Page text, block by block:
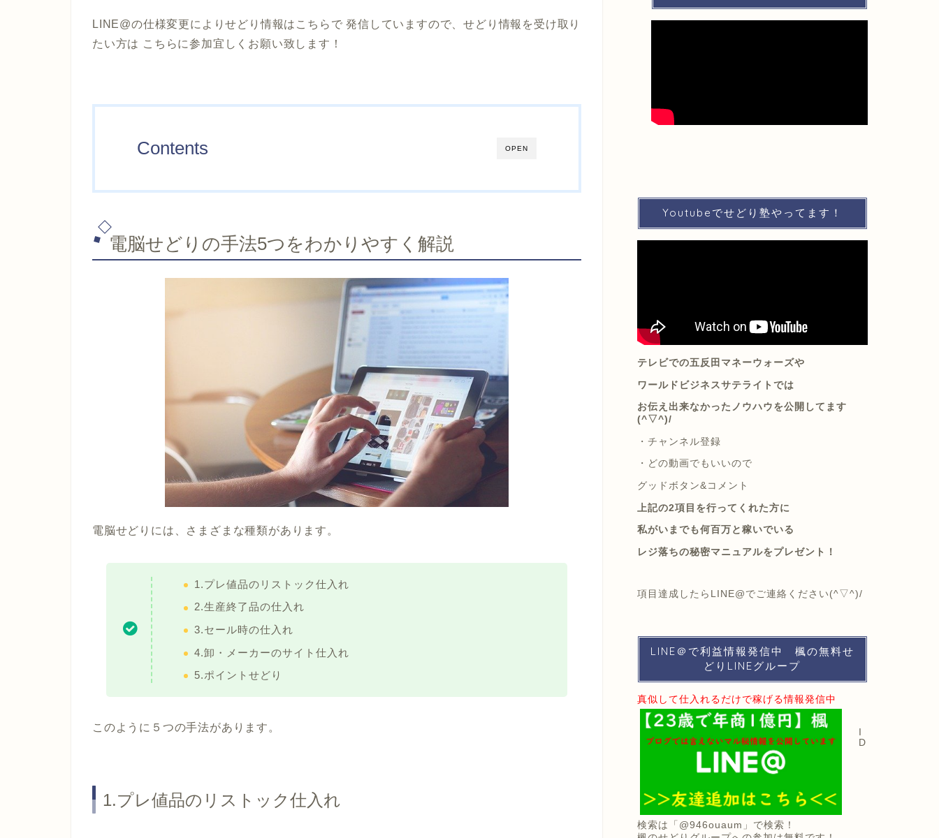
LINE@の仕様変更によりせどり情報はこちらで 発信していますので、せどり情報を受け取り
たい方は こちらに参加宜しくお願い致します！
OPEN
Contents
電脳せどりの手法5つをわかりやすく解説
電脳せどりには、さまざまな種類があります。
1.プレ値品のリストック仕入れ
2.生産終了品の仕入れ
3.セール時の仕入れ
4.卸・メーカーのサイト仕入れ
5.ポイントせどり
このように５つの手法があります。
1.プレ値品のリストック仕入れ
Youtubeでせどり塾やってます！
テレビでの五反田マネーウォーズや
ワールドビジネスサテライトでは
お伝え出来なかったノウハウを公開してます
(^▽^)/
・ チャンネル登録
・ どの動画でもいいので
グッドボタン&コメント
上記の2項目を行ってくれた方に
私がいまでも何百万と稼いでいる
レジ落ちの秘密マニュアルをプレゼント！
項目達成したらLINE@でご連絡ください(^▽^)/
LINE＠で利益情報発信中 楓の無料せ
どりLINEグループ
真似して仕入れるだけで稼げる情報発信中
D
検索は
「@946ouaum」で検索！